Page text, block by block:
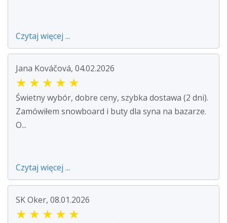
Czytaj więcej ...
Jana Kováčová, 04.02.2026
★ ★ ★ ★ ★
Świetny wybór, dobre ceny, szybka dostawa (2 dni).
Zamówiłem snowboard i buty dla syna na bazarze.
O...
Czytaj więcej ...
SK Oker, 08.01.2026
★ ★ ★ ★ ★